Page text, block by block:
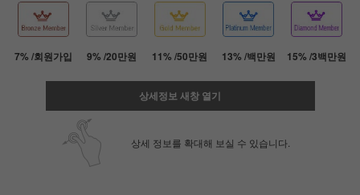
7% /회원가입 9% /20만원 11% /50만원 13% /백만원 15% /3백만원
상세정보 새창 열기
상세 정보를 확대해 보실 수 있습니다.